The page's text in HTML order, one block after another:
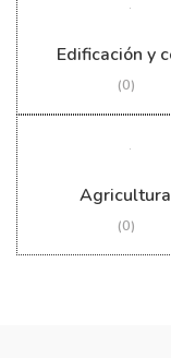
(0)
Agricultura
(0)